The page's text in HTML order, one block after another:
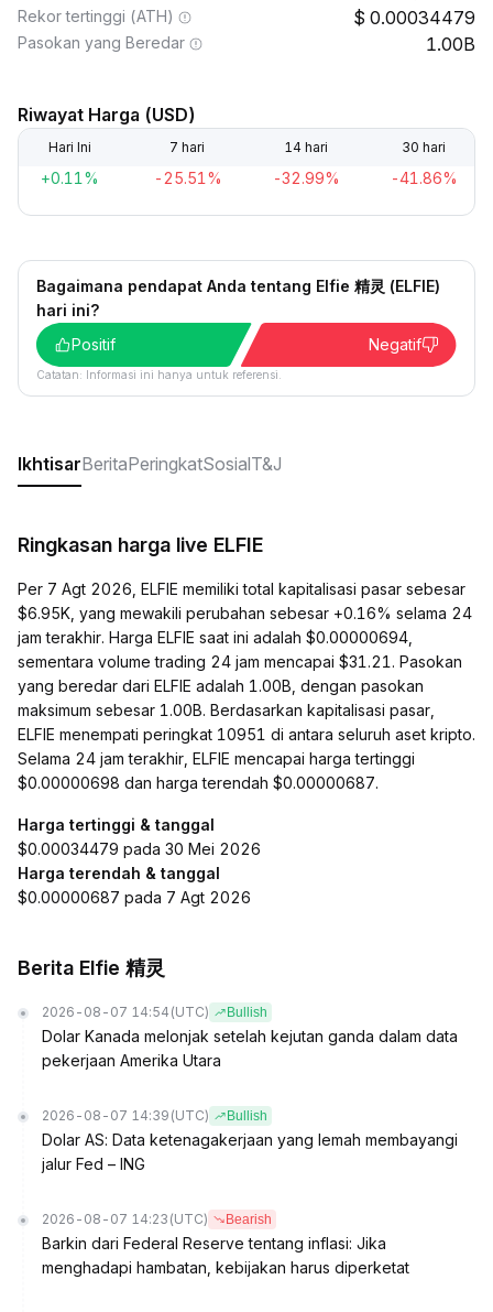
Rekor tertinggi (ATH) 0.00034479
Pasokan yang Beredar 1.00B
Riwayat Harga (USD)
Hari Ini 7 hari 14 hari 30 hari
+0.11% -25.51% -32.99% -41.86%
Bagaimana pendapat Anda tentang Elfie 精灵 (ELFIE)
hari ini?
Positif
Negatif
Catatan: Informasi ini hanya untuk referensi.
IkhtisarBeritaPeringkatSosialT&J
Ringkasan harga live ELFIE
Per 7 Agt 2026, ELFIE memiliki total kapitalisasi pasar sebesar
$6.95K, yang mewakili perubahan sebesar +0.16% selama 24
jam terakhir. Harga ELFIE saat ini adalah $0.00000694,
sementara volume trading 24 jam mencapai $31.21. Pasokan
yang beredar dari ELFIE adalah 1.00B, dengan pasokan
maksimum sebesar 1.00B. Berdasarkan kapitalisasi pasar,
ELFIE menempati peringkat 10951 di antara seluruh aset kripto.
Selama 24 jam terakhir, ELFIE mencapai harga tertinggi
$0.00000698 dan harga terendah $0.00000687.
Harga tertinggi & tanggal
$0.00034479 pada 30 Mei 2026
Harga terendah & tanggal
$0.00000687 pada 7 Agt 2026
Berita Elfie 精灵
2026-08-07 14:54 (UTC) Bullish
Dolar Kanada melonjak setelah kejutan ganda dalam data
pekerjaan Amerika Utara
2026-08-07 14:39 (UTC) Bullish
Dolar AS: Data ketenagakerjaan yang lemah membayangi
jalur Fed – ING
2026-08-07 14:23 (UTC) Bearish
Barkin dari Federal Reserve tentang inflasi: Jika
menghadapi hambatan, kebijakan harus diperketat